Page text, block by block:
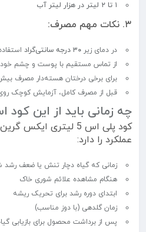
۱ تا ۲ لیتر در هزار لیتر آب
۳. نکات مهم مصرف:
در دمای زیر ۳۰ درجه سانتی‌گراد
از تماس مستقیم با پوست و چشم
برای برخی درختان هسته‌دار مصرف
قبل از مصرف کامل، آزمایش کوچک
چه زمانی باید از این کود
کود پلی اس 5 لیتری
عملکرد را دارد:
زمانی که گیاه دچار تنش یا ضعف رشد
هنگام مشاهده علائم شوری خاک
ابتدای دوره رشد برای تحریک ریشه
زمان گلدهی (با دوز مناسب)
پس از برداشت محصول برای بازیابی